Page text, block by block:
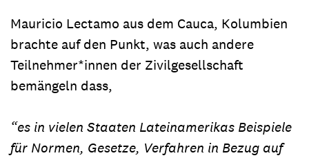
Mauricio Lectamo aus dem Cauca, Kolumbien
brachte auf den Punkt, was auch andere
Teilnehmer*innen der Zivilgesellschaft
bemängeln dass,
“es in vielen Staaten Lateinamerikas Beispiele
für Normen, Gesetze, Verfahren in Bezug auf